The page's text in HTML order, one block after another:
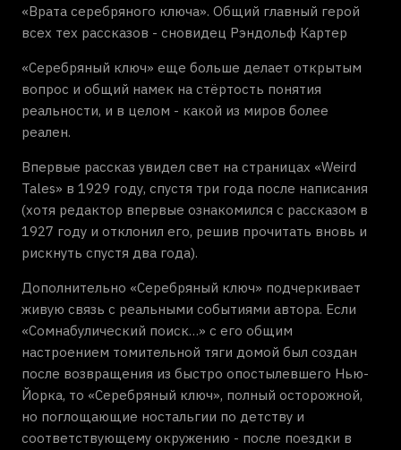
«Врата серебряного ключа». Общий главный герой
всех тех рассказов - сновидец Рэндольф Картер
«Серебряный ключ» еще больше делает открытым
вопрос и общий намек на стёртость понятия
реальности, и в целом - какой из миров более
реален.
Впервые рассказ увидел свет на страницах «Weird
Tales» в 1929 году, спустя три года после написания
(хотя редактор впервые ознакомился с рассказом в
1927 году и отклонил его, решив прочитать вновь и
рискнуть спустя два года).
Дополнительно «Серебряный ключ» подчеркивает
живую связь с реальными событиями автора. Если
«Сомнабулический поиск…» с его общим
настроением томительной тяги домой был создан
после возвращения из быстро опостылевшего Нью-
Йорка, то «Серебряный ключ», полный осторожной,
но поглощающие ностальгии по детству и
соответствующему окружению - после поездки в